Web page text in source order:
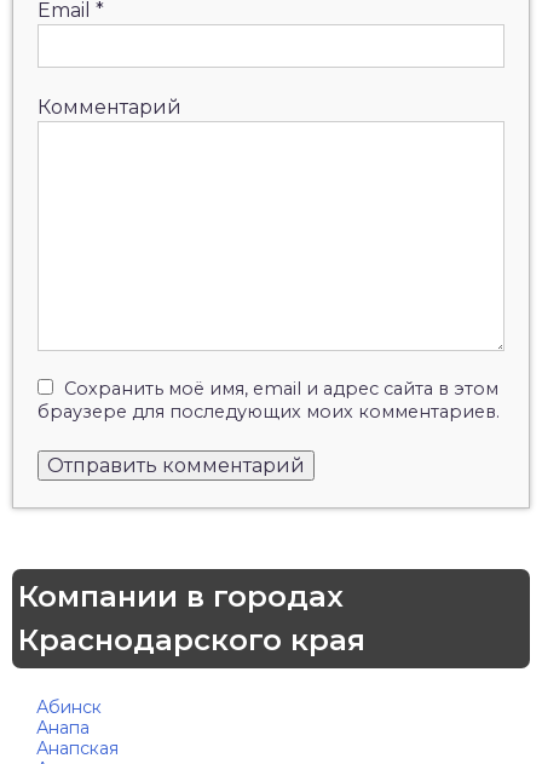
Email *
Комментарий
Сохранить моё имя, email и адрес сайта в этом
браузере для последующих моих комментариев.
Компании в городах
Краснодарского края
Абинск
Анапа
Анапская